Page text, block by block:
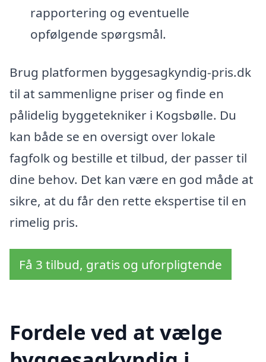
rapportering og eventuelle
opfølgende spørgsmål.
Brug platformen byggesagkyndig-pris.dk
til at sammenligne priser og finde en
pålidelig byggetekniker i Kogsbølle. Du
kan både se en oversigt over lokale
fagfolk og bestille et tilbud, der passer til
dine behov. Det kan være en god måde at
sikre, at du får den rette ekspertise til en
rimelig pris.
Få 3 tilbud, gratis og uforpligtende
Fordele ved at vælge